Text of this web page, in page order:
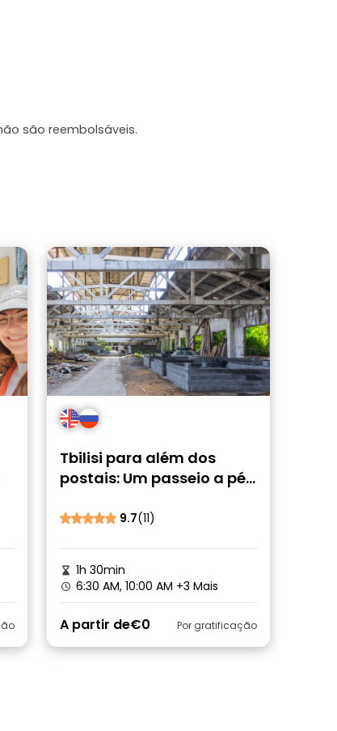
são reembolsáveis.
Tbilisi para além dos
postais: Um passeio a pé
9.7(11)
1h 30min
6:30 AM, 10:00 AM +3 Mais
A partir de€0 Por gratificação